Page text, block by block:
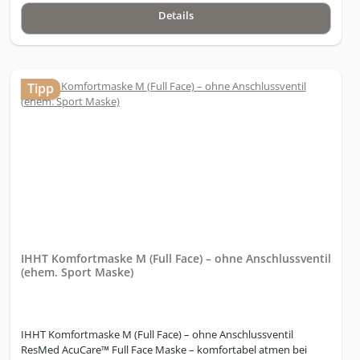
Details
Tipp
IHHT Komfortmaske M (Full Face) – ohne Anschlussventil
(ehem. Sport Maske)
IHHT Komfortmaske M (Full Face) – ohne Anschlussventil
ResMed AcuCare™ Full Face Maske – komfortabel atmen bei